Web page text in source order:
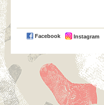
Facebook Instagram